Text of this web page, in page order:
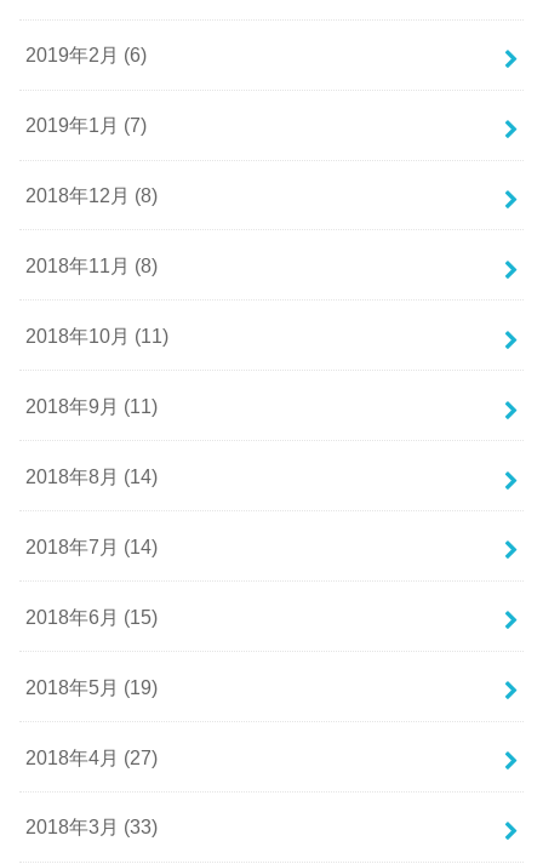
2019年2月 (6)
2019年1月 (7)
2018年12月 (8)
2018年11月 (8)
2018年10月 (11)
2018年9月 (11)
2018年8月 (14)
2018年7月 (14)
2018年6月 (15)
2018年5月 (19)
2018年4月 (27)
2018年3月 (33)